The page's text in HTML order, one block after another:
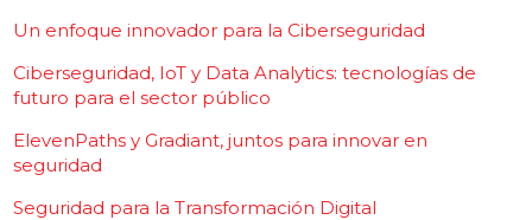
Un enfoque innovador para la Ciberseguridad
Ciberseguridad, IoT y Data Analytics: tecnologías de
futuro para el sector público
ElevenPaths y Gradiant, juntos para innovar en
seguridad
Seguridad para la Transformación Digital